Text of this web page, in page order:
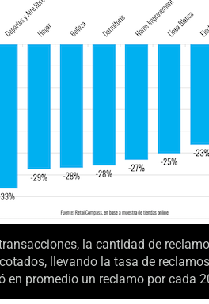
la cantidad de
llevando la tasa de
en promedio un reclamo por cada